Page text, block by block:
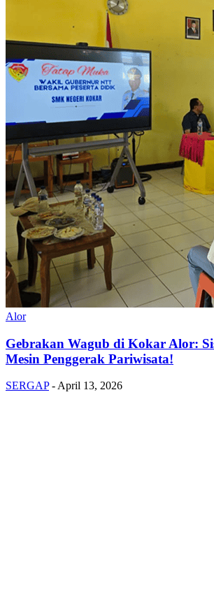
Alor
Gebrakan Wagub di Kokar Alor:
Mesin Penggerak Pariwisata!
SERGAP - April 13, 2026